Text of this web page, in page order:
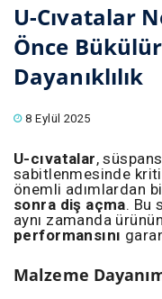
U-Cıvatalar
Önce
Dayanıklılık
8 Eylül 2025
U-cıvatalar,
sabitlenmesinde
önemli adımlardan
sonra diş açma. Bu
aynı zamanda ürünün
performansını
Malzeme